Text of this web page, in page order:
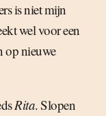
is niet mijn
wel voor een
op nieuwe
Rita. Slopen